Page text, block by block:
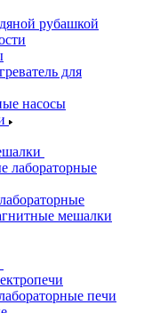
рубашкой
для
насосы
лабораторные
мешалки
печи